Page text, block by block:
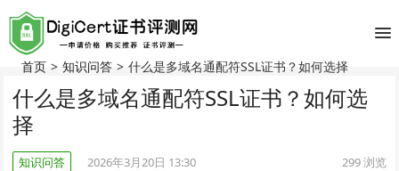
首页 > 知识问答 > 什么是多域名通配符SSL证书？如何选择
什么是多域名通配符SSL证书？如何选
择
知识问答 2026年3月20日 13:30 299浏览